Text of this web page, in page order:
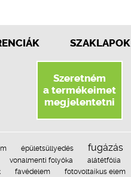
SZAKLAPOK
Szeretném
a termékeimet
megjelentetni
épületsüllyedés fugázás
vonalmenti folyóka alátétfólia
favédelem fotovoltaikus elem